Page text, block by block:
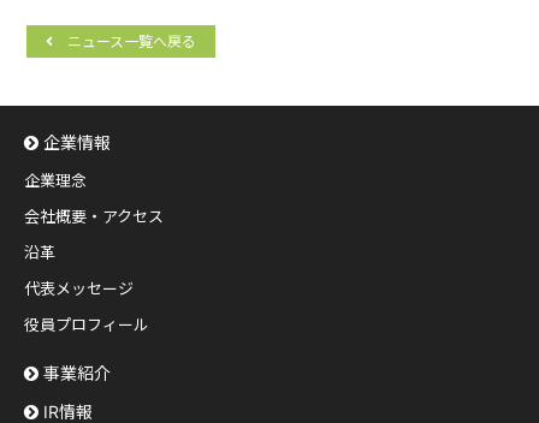
ニュース一覧へ戻る
企業情報
企業理念
会社概要・アクセス
沿革
代表メッセージ
役員プロフィール
事業紹介
IR情報